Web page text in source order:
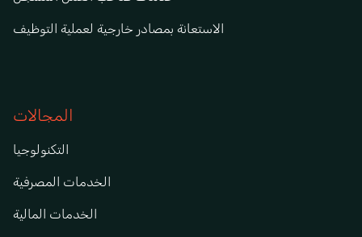
الاستعانة بمصادر خارجية لعملية التوظيف
المجالات
التكنولوجيا
الخدمات المصرفية
الخدمات المالية